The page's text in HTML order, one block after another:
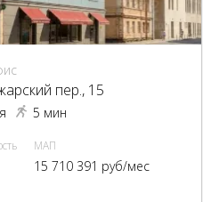
пер., 15
5 мин
МАП
15 710 391 руб/мес